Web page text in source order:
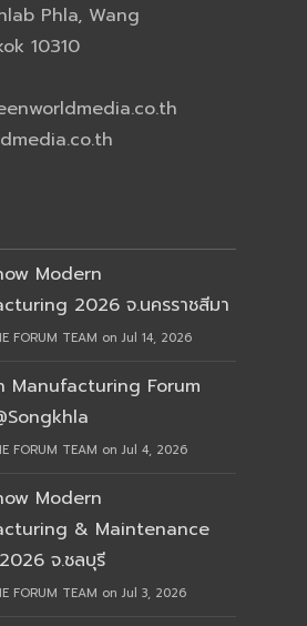
Phla, Wang
10310
Modern
2026 จ.นครราชสีมา
FORUM TEAM on Jul 14, 2026
Manufacturing Forum
FORUM TEAM on Jul 4, 2026
Modern
& Maintenance
จ.ชลบุรี
FORUM TEAM on Jul 3, 2026